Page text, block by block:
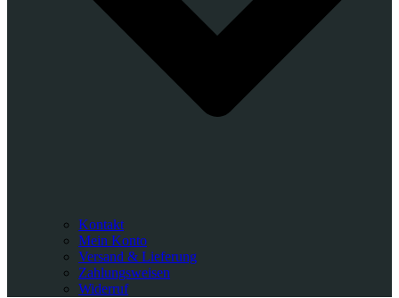
Kontakt
Mein Konto
Versand & Lieferung
Zahlungsweisen
Widerruf